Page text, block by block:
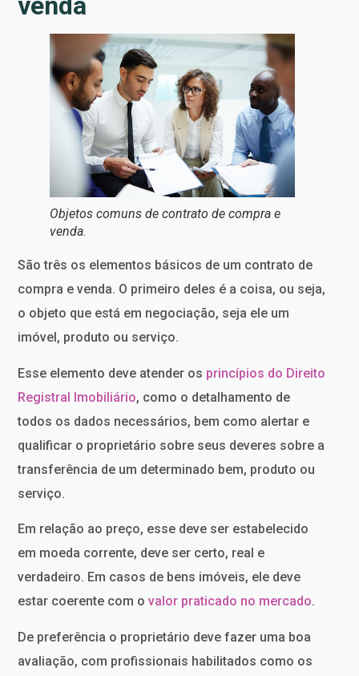
Objetos comuns de contrato de compra e
venda.
São três os elementos básicos de um contrato de
compra e venda. O primeiro deles é a coisa, ou seja,
o objeto que está em negociação, seja ele um
imóvel, produto ou serviço.
Esse elemento deve atender os princípios do Direito
Registral Imobiliário, como o detalhamento de
todos os dados necessários, bem como alertar e
qualificar o proprietário sobre seus deveres sobre a
transferência de um determinado bem, produto ou
serviço.
Em relação ao preço, esse deve ser estabelecido
em moeda corrente, deve ser certo, real e
verdadeiro. Em casos de bens imóveis, ele deve
estar coerente com o valor praticado no mercado.
De preferência o proprietário deve fazer uma boa
avaliação, com profissionais habilitados como os